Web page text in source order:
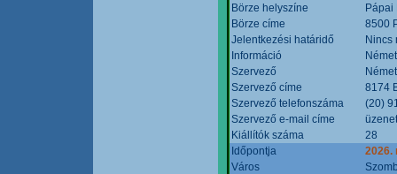
Börze helyszíne
Pápai
Börze címe
8500
Jelentkezési határidő
Nincs
Információ
Szervező
Szervező címe
8174
Szervező telefonszáma
(20)
Szervező e-mail címe
Kiállítók száma
28
Időpontja
2026.
Város